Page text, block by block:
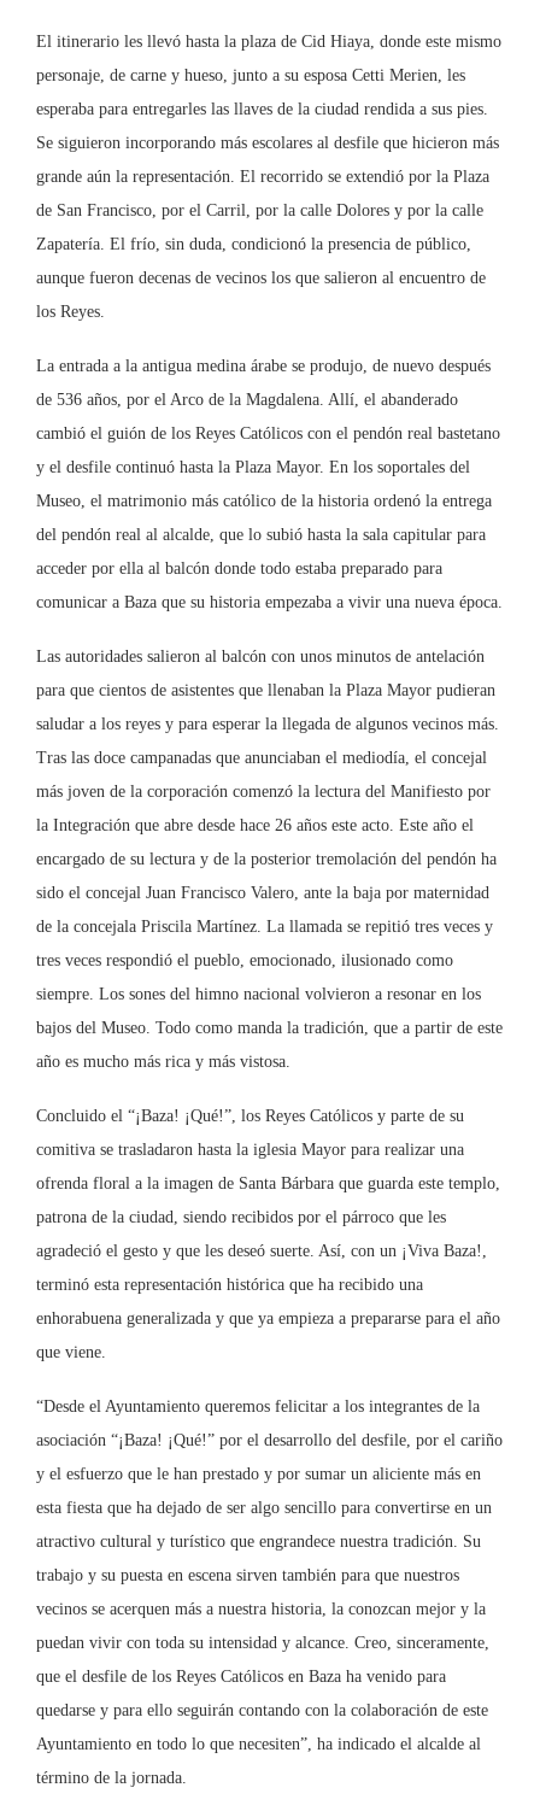
El itinerario les llevó hasta la plaza de Cid Hiaya, donde este mismo
personaje, de carne y hueso, junto a su esposa Cetti Merien, les
esperaba para entregarles las llaves de la ciudad rendida a sus pies.
Se siguieron incorporando más escolares al desfile que hicieron más
grande aún la representación. El recorrido se extendió por la Plaza
de San Francisco, por el Carril, por la calle Dolores y por la calle
Zapatería. El frío, sin duda, condicionó la presencia de público,
aunque fueron decenas de vecinos los que salieron al encuentro de
los Reyes.
La entrada a la antigua medina árabe se produjo, de nuevo después
de 536 años, por el Arco de la Magdalena. Allí, el abanderado
cambió el guión de los Reyes Católicos con el pendón real bastetano
y el desfile continuó hasta la Plaza Mayor. En los soportales del
Museo, el matrimonio más católico de la historia ordenó la entrega
del pendón real al alcalde, que lo subió hasta la sala capitular para
acceder por ella al balcón donde todo estaba preparado para
comunicar a Baza que su historia empezaba a vivir una nueva época.
Las autoridades salieron al balcón con unos minutos de antelación
para que cientos de asistentes que llenaban la Plaza Mayor pudieran
saludar a los reyes y para esperar la llegada de algunos vecinos más.
Tras las doce campanadas que anunciaban el mediodía, el concejal
más joven de la corporación comenzó la lectura del Manifiesto por
la Integración que abre desde hace 26 años este acto. Este año el
encargado de su lectura y de la posterior tremolación del pendón ha
sido el concejal Juan Francisco Valero, ante la baja por maternidad
de la concejala Priscila Martínez. La llamada se repitió tres veces y
tres veces respondió el pueblo, emocionado, ilusionado como
siempre. Los sones del himno nacional volvieron a resonar en los
bajos del Museo. Todo como manda la tradición, que a partir de este
año es mucho más rica y más vistosa.
Concluido el “¡Baza! ¡Qué!”, los Reyes Católicos y parte de su
comitiva se trasladaron hasta la iglesia Mayor para realizar una
ofrenda floral a la imagen de Santa Bárbara que guarda este templo,
patrona de la ciudad, siendo recibidos por el párroco que les
agradeció el gesto y que les deseó suerte. Así, con un ¡Viva Baza!,
terminó esta representación histórica que ha recibido una
enhorabuena generalizada y que ya empieza a prepararse para el año
que viene.
“Desde el Ayuntamiento queremos felicitar a los integrantes de la
asociación “¡Baza! ¡Qué!” por el desarrollo del desfile, por el cariño
y el esfuerzo que le han prestado y por sumar un aliciente más en
esta fiesta que ha dejado de ser algo sencillo para convertirse en un
atractivo cultural y turístico que engrandece nuestra tradición. Su
trabajo y su puesta en escena sirven también para que nuestros
vecinos se acerquen más a nuestra historia, la conozcan mejor y la
puedan vivir con toda su intensidad y alcance. Creo, sinceramente,
que el desfile de los Reyes Católicos en Baza ha venido para
quedarse y para ello seguirán contando con la colaboración de este
Ayuntamiento en todo lo que necesiten”, ha indicado el alcalde al
término de la jornada.